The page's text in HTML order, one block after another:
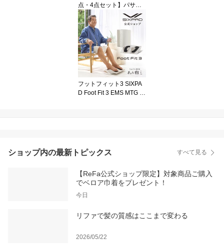
点・4点セット】パサつ
きケア リファミルクプロ
テインシャンプー トリー
トメント セット アウト
バストリートメント プレ
ヘアパック サボン ぱさ
つき しっとり ダメージ
ケア ヘアケア 頭皮 保湿
誕生日 プレゼント ギフ
ト 女性 公式店 ギフト
フットフィット3 SIXPA
D Foot Fit 3 EMS MTG 足
ショップ内の最新トピックス すべて見る
【ReFa公式ショップ限定】対象商品ご購入
でベロア巾着をプレゼント！
今日
リファで髪の質感はここまで変わる
2026/05/22